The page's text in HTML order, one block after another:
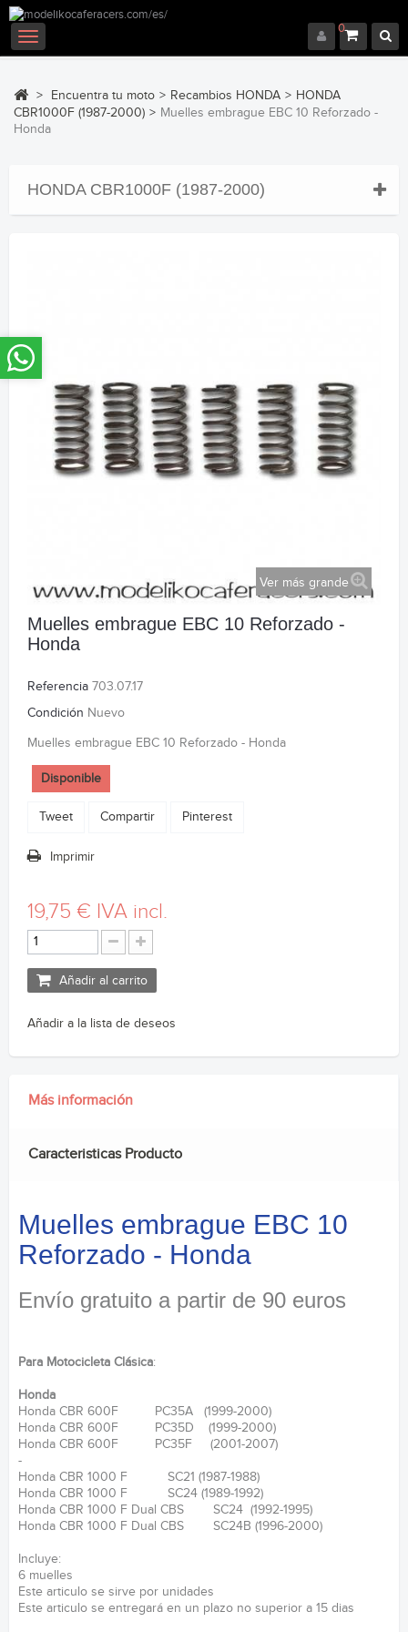
0
Navegación
Toggle
> Encuentra tu moto > Recambios HONDA > HONDA
CBR1000F (1987-2000) > Muelles embrague EBC 10 Reforzado -
Honda
HONDA CBR1000F (1987-2000)
Ver más grande
Muelles embrague EBC 10 Reforzado -
Honda
Referencia 703.07.17
Condición Nuevo
Muelles embrague EBC 10 Reforzado - Honda
Disponible
Tweet Compartir Pinterest
Imprimir
19,75 € IVA incl.
Añadir al carrito
Añadir a la lista de deseos
Más información
Caracteristicas Producto
Muelles embrague EBC 10
Reforzado - Honda
Envío gratuito a partir de 90 euros
Para Motocicleta Clásica:
Honda
Honda CBR 600F PC35A (1999-2000)
Honda CBR 600F PC35D (1999-2000)
Honda CBR 600F PC35F (2001-2007)
-
Honda CBR 1000 F SC21 (1987-1988)
Honda CBR 1000 F SC24 (1989-1992)
Honda CBR 1000 F Dual CBS SC24 (1992-1995)
Honda CBR 1000 F Dual CBS SC24B (1996-2000)
Incluye:
6 muelles
Este articulo se sirve por unidades
Este articulo se entregará en un plazo no superior a 15 dias